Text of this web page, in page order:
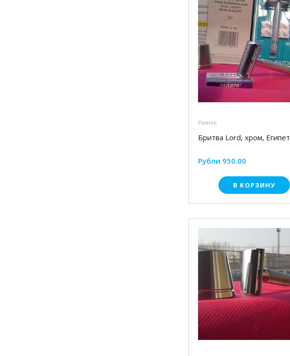
Разное
Бритва Lord, хром, Египет
Рубли 950.00
В КОРЗИНУ